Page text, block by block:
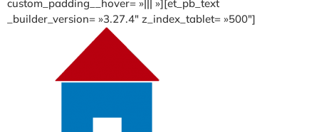
custom_padding__hover= »||| »][et_pb_text
_builder_version= »3.27.4″ z_index_tablet= »500″]